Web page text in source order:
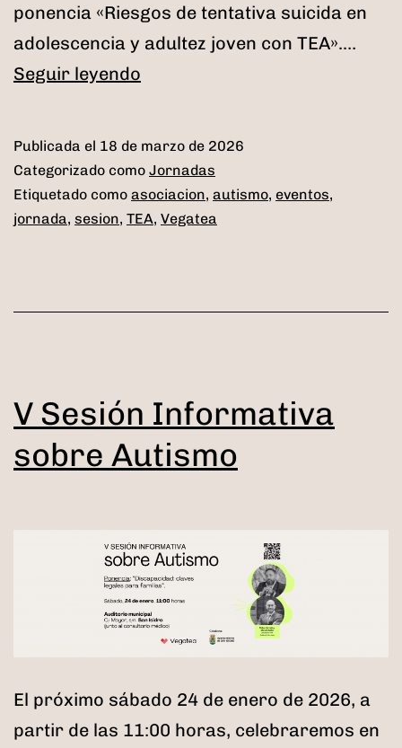
ponencia «Riesgos de tentativa suicida en
adolescencia y adultez joven con TEA».…
Seguir leyendo
sobre
Autismo
Publicada el 18 de marzo de 2026
Categorizado como Jornadas
Etiquetado como asociacion, autismo, eventos,
jornada, sesion, TEA, Vegatea
V Sesión Informativa
sobre Autismo
El próximo sábado 24 de enero de 2026, a
partir de las 11:00 horas, celebraremos en